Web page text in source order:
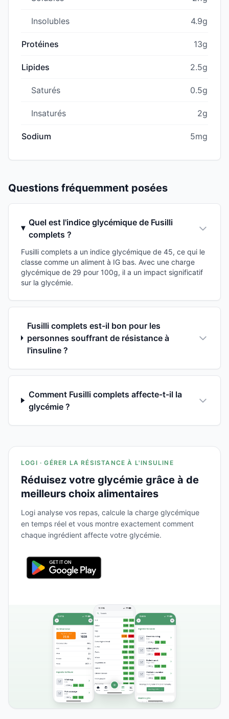
Insolubles 4.9g
Protéines 13g
Lipides 2.5g
Saturés 0.5g
Insaturés 2g
Sodium 5mg
Questions fréquemment posées
Quel est l'indice glycémique de Fusilli
complets ?
Fusilli complets a un indice glycémique de 45, ce qui le
classe comme un aliment à IG bas. Avec une charge
glycémique de 29 pour 100g, il a un impact significatif
sur la glycémie.
Fusilli complets est-il bon pour les
personnes souffrant de résistance à
l'insuline ?
Comment Fusilli complets affecte-t-il la
glycémie ?
LOGI · GÉRER LA RÉSISTANCE À L'INSULINE
Réduisez votre glycémie grâce à de
meilleurs choix alimentaires
Logi analyse vos repas, calcule la charge glycémique
en temps réel et vous montre exactement comment
chaque ingrédient affecte votre glycémie.